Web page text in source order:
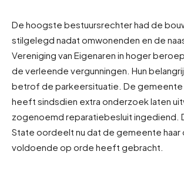
De hoogste bestuursrechter had de
stilgelegd nadat omwonenden en de
Vereniging van Eigenaren in hoger
de verleende vergunningen. Hun
betrof de parkeersituatie. De gemeente
heeft sindsdien extra onderzoek laten
zogenoemd reparatiebesluit ingediend.
State oordeelt nu dat de gemeente haar
voldoende op orde heeft gebracht.